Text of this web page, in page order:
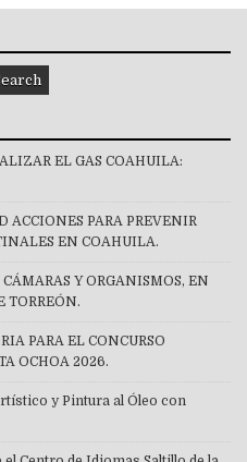
EL GAS COAHUILA:
ACCIONES PARA PREVENIR
EN COAHUILA.
Y ORGANISMOS, EN
TORREÓN.
PARA EL CONCURSO
OCHOA 2026.
y Pintura al Óleo con